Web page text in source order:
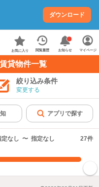
ダウンロード
お気に入り 閲覧履歴 お知らせ マイページ
貸物件一覧
絞り込み条件
変更する
アプリで探す
定なし 〜 指定なし 27件